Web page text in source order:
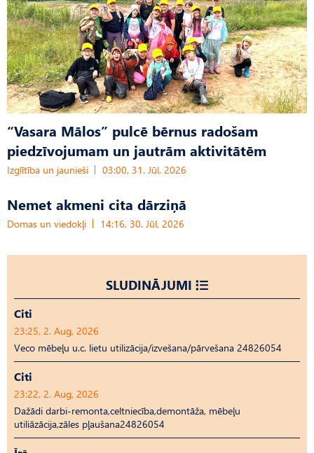
“Vasara Mālos” pulcē bērnus radošam
piedzīvojumam un jautrām aktivitātēm
Izglītība un jaunieši 03:00, 31. Jūl, 2026
Nemet akmeni cita dārziņā
Domas un viedokļi 14:16, 30. Jūl, 2026
SLUDINĀJUMI
Citi
23:25, 2. Aug, 2026
Veco mēbeļu u.c. lietu utilizācija/izvešana/pārvešana 24826054
Citi
23:22, 2. Aug, 2026
Dažādi darbi-remonta,celtniecība,demontāža, mēbeļu
utiliāzācija,zāles pļaušana24826054